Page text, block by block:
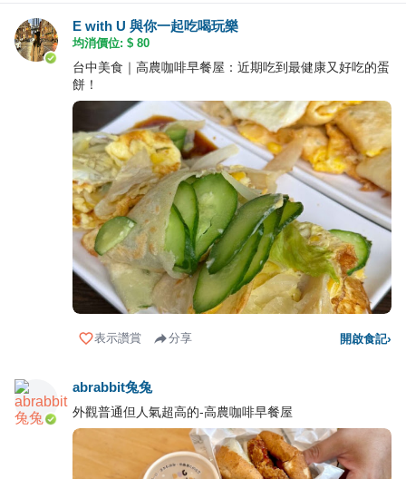
E with U 與你一起吃喝玩樂
均消價位: $ 80
台中美食｜高農咖啡早餐屋：近期吃到最健康又好吃的蛋
餅！
表示讚賞 分享 開啟食記›
abrabbit兔兔
外觀普通但人氣超高的-高農咖啡早餐屋